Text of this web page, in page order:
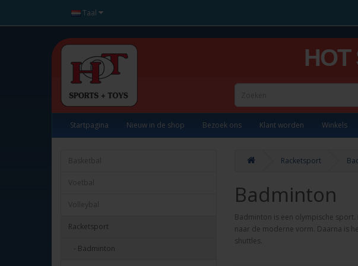
Taal
HOT
Startpagina Nieuw in de shop Bezoek ons Klant worden Winkels
Basketbal
Voetbal
Volleybal
Racketsport
- Badminton
Racketsport
Badminton
Badminton is een olympische
naar de moderne vorm. Daarna is
shuttles.